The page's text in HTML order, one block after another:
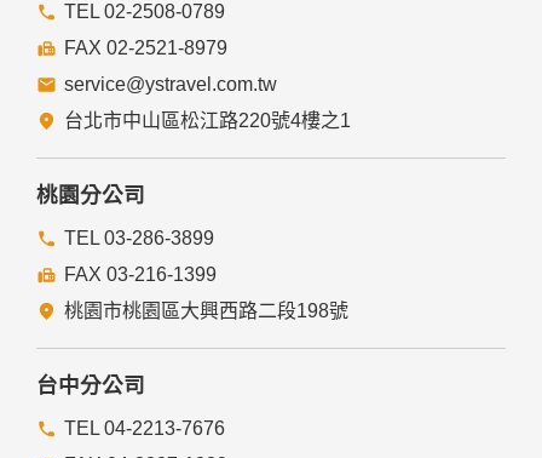
提供的連結，點選進入其他網站。但該連結網站不適用本網站
的隱私權保護政策，您必須參考該連結網站中的隱私權保護政
策。
五、與第三人共用個人資料之政策
本網站絕不會提供、交換、出租或出售任何您的個人資料給其
他個人、團體、私人企業或公務機關，但有法律依據或合約義
務者，不在此限。
前項但書之情形包括不限於：
經由您書面同意。
法律明文規定。
與公務機關或學術研究機構合作，基於公共利益為統計或學術
研究而有必要，且資料經過提供者處理或蒐集者依其揭露方式
無從識別特定之當事人。
當您在網站的行為，違反服務條款或可能損害或妨礙網站與其
TEL 02-2508-0789
FAX 02-2521-8979
service@ystravel.com.tw
台北市中山區松江路220號4樓之1
桃園分公司
TEL 03-286-3899
FAX 03-216-1399
桃園市桃園區大興西路二段198號
台中分公司
TEL 04-2213-7676